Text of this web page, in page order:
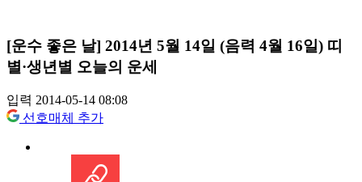
[운수 좋은 날] 2014년 5월 14일 (음력 4월 16일) 띠
별·생년별 오늘의 운세
입력 2014-05-14 08:08
선호매체 추가